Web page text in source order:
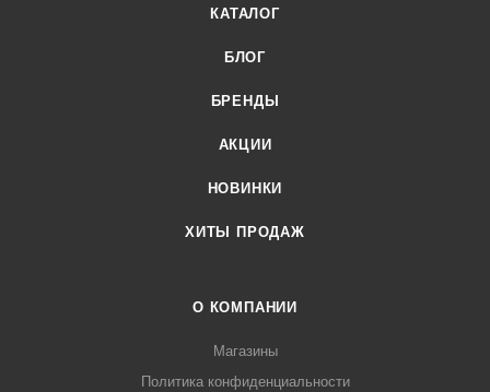
КАТАЛОГ
БЛОГ
БРЕНДЫ
АКЦИИ
НОВИНКИ
ХИТЫ ПРОДАЖ
О КОМПАНИИ
Магазины
Политика конфиденциальности